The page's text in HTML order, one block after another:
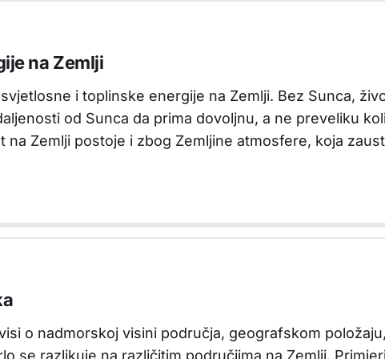
na Zemlji
i toplinske energije na Zemlji. Bez Sunca,
od Sunca da prima dovoljnu, a ne preveliku
na Zemlji postoje i zbog Zemljine atmosfere, koja
o nadmorskoj visini područja, geografskom
se razlikuje na različitim područjima na Zemlji.